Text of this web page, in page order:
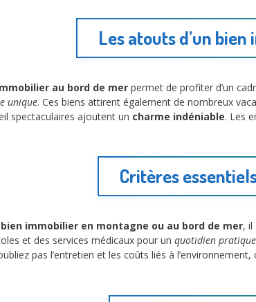
Les atouts d’un
au bord de mer permet de profiter d’un
unique. Ces biens attirent également de nombreux
spectaculaires ajoutent un charme indéniable. Les
Critères
bien immobilier en montagne ou au bord de mer, il
et des services médicaux pour un quotidien pratique
pas l’entretien et les coûts liés à